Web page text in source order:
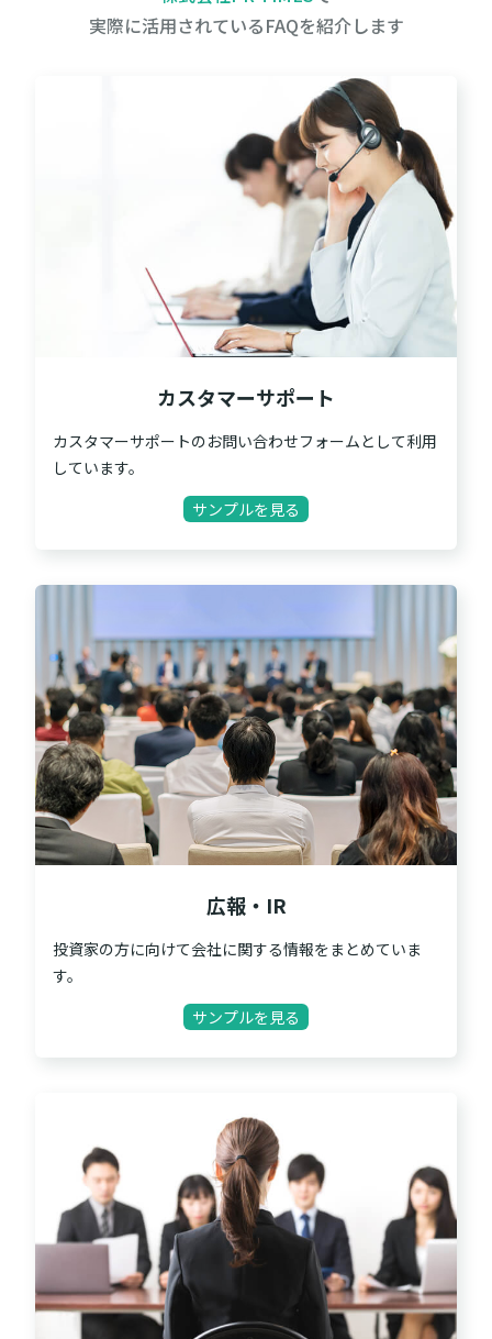
実際に活用されているFAQを紹介します
カスタマーサポート
カスタマーサポートのお問い合わせフォームとして利用
しています。
サンプルを見る
広報・IR
投資家の方に向けて会社に関する情報をまとめていま
す。
サンプルを見る